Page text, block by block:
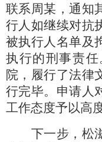
联系周某，通知
行人如继续对抗
被执行人名单及
执行的刑事责任
院，履行了法律
行完毕。申请人
工作态度予以高
下一步，松